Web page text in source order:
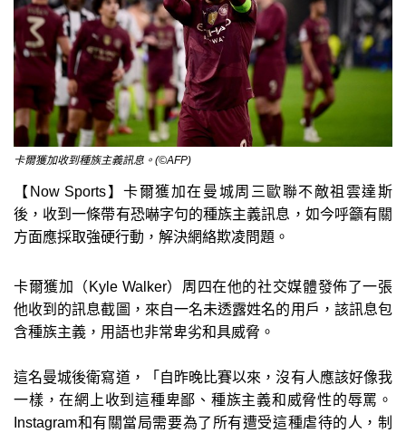
卡爾獲加收到種族主義訊息。(©AFP)
【Now Sports】卡爾獲加在曼城周三歐聯不敵祖雲達斯
後，收到一條帶有恐嚇字句的種族主義訊息，如今呼籲有關
方面應採取強硬行動，解決網絡欺凌問題。
卡爾獲加（Kyle Walker）周四在他的社交媒體發佈了一張
他收到的訊息截圖，來自一名未透露姓名的用戶，該訊息包
含種族主義，用語也非常卑劣和具威脅。
這名曼城後衛寫道，「自昨晚比賽以來，沒有人應該好像我
一樣，在網上收到這種卑鄙、種族主義和威脅性的辱罵。
Instagram和有關當局需要為了所有遭受這種虐待的人，制